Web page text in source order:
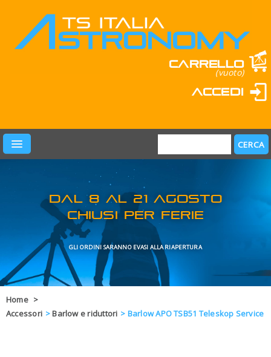
Carrello
(vuoto)
Accedi
PRODOTTI
LEARN & FUN
MARCHI
OFFERTE
Home >
Accessori >Barlow e riduttori > Barlow APO TSB51 Teleskop Service